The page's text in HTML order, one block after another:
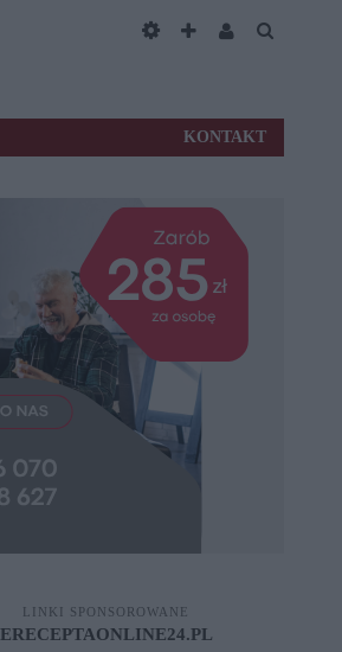
KONTAKT
LINKI SPONSOROWANE
ERECEPTAONLINE24.PL